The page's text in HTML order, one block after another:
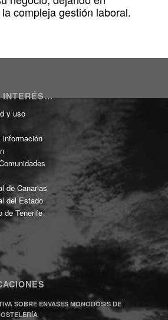
compleja gestión laboral.
INTERÉS…
y uso
información
de Canarias
del Estado
de Tenerife
SOBRE ENVASES MONODOSIS DE